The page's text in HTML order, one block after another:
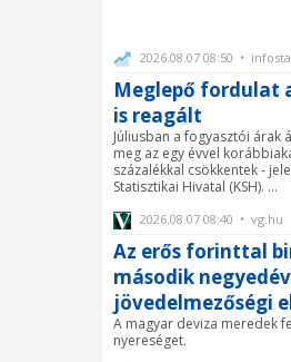
2026.08.07 08:50 •
Meglepő fordulat
is reagált
Júliusban a fogyasztói árak
meg az egy évvel
százalékkal csökkentek -
Statisztikai Hivatal (KSH). ...
2026.08.07 08:40 • vg.hu
Az erős forinttal
második
jövedelmezőségi
A magyar deviza meredek
nyereséget.